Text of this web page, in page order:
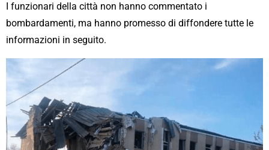
I funzionari della città non hanno commentato i
bombardamenti, ma hanno promesso di diffondere tutte le
informazioni in seguito.